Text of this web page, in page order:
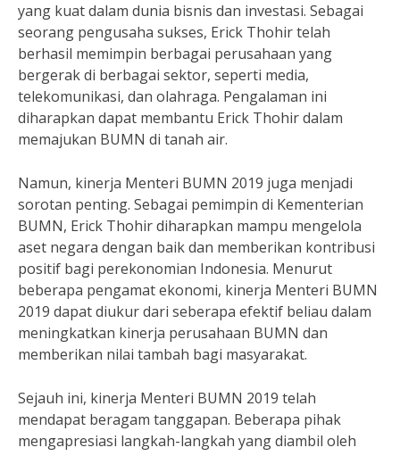
yang kuat dalam dunia bisnis dan investasi. Sebagai
seorang pengusaha sukses, Erick Thohir telah
berhasil memimpin berbagai perusahaan yang
bergerak di berbagai sektor, seperti media,
telekomunikasi, dan olahraga. Pengalaman ini
diharapkan dapat membantu Erick Thohir dalam
memajukan BUMN di tanah air.
Namun, kinerja Menteri BUMN 2019 juga menjadi
sorotan penting. Sebagai pemimpin di Kementerian
BUMN, Erick Thohir diharapkan mampu mengelola
aset negara dengan baik dan memberikan kontribusi
positif bagi perekonomian Indonesia. Menurut
beberapa pengamat ekonomi, kinerja Menteri BUMN
2019 dapat diukur dari seberapa efektif beliau dalam
meningkatkan kinerja perusahaan BUMN dan
memberikan nilai tambah bagi masyarakat.
Sejauh ini, kinerja Menteri BUMN 2019 telah
mendapat beragam tanggapan. Beberapa pihak
mengapresiasi langkah-langkah yang diambil oleh